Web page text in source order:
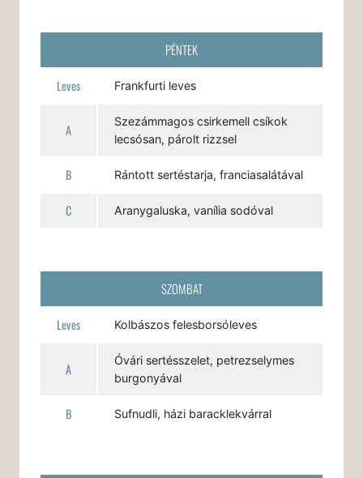
PÉNTEK
Leves Frankfurti leves
A
Szezámmagos csirkemell csíkok
lecsósan, párolt rizzsel
B Rántott sertéstarja, franciasalátával
C Aranygaluska, vanília sodóval
SZOMBAT
Leves Kolbászos felesborsóleves
A
Óvári sertésszelet, petrezselymes
burgonyával
B Sufnudli, házi baracklekvárral